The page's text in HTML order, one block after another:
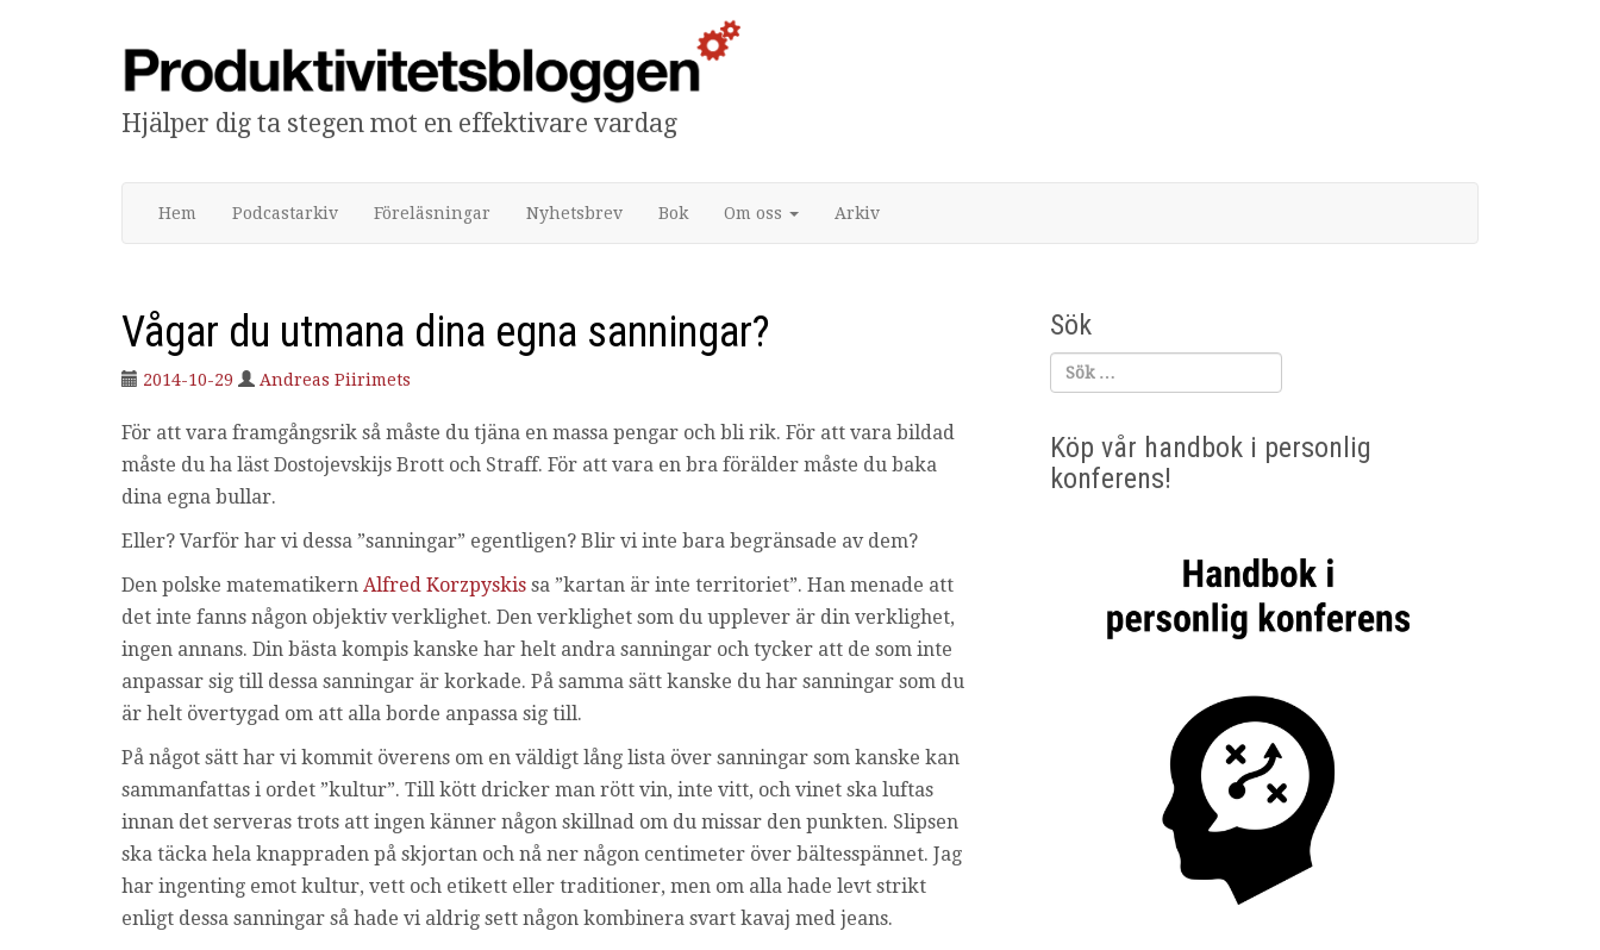
Produktivitetsbloggen
Hjälper dig ta stegen mot en effektivare vardag
Hem Podcastarkiv Föreläsningar Nyhetsbrev Bok Om oss Arkiv
Vågar du utmana dina egna sanningar?
2014-10-29 Andreas Piirimets
För att vara framgångsrik så måste du tjäna en massa pengar och bli rik. För att vara bildad
måste du ha läst Dostojevskijs Brott och Straff. För att vara en bra förälder måste du baka
dina egna bullar.
Eller? Varför har vi dessa ”sanningar” egentligen? Blir vi inte bara begränsade av dem?
Den polske matematikern Alfred Korzpyskis sa ”kartan är inte territoriet”. Han menade att
det inte fanns någon objektiv verklighet. Den verklighet som du upplever är din verklighet,
ingen annans. Din bästa kompis kanske har helt andra sanningar och tycker att de som inte
anpassar sig till dessa sanningar är korkade. På samma sätt kanske du har sanningar som du
är helt övertygad om att alla borde anpassa sig till.
På något sätt har vi kommit överens om en väldigt lång lista över sanningar som kanske kan
sammanfattas i ordet ”kultur”. Till kött dricker man rött vin, inte vitt, och vinet ska luftas
innan det serveras trots att ingen känner någon skillnad om du missar den punkten. Slipsen
ska täcka hela knappraden på skjortan och nå ner någon centimeter över bältesspännet. Jag
har ingenting emot kultur, vett och etikett eller traditioner, men om alla hade levt strikt
enligt dessa sanningar så hade vi aldrig sett någon kombinera svart kavaj med jeans.
Sök
Köp vår handbok i personlig
konferens!